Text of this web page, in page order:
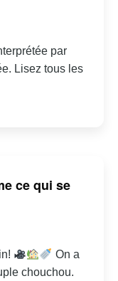
par
Lisez tous les
ce qui se
On a
chouchou.